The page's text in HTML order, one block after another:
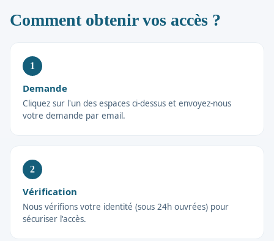
Comment obtenir vos accès ?
1
Demande
Cliquez sur l'un des espaces ci-dessus et envoyez-nous
votre demande par email.
2
Vérification
Nous vérifions votre identité (sous 24h ouvrées) pour
sécuriser l'accès.